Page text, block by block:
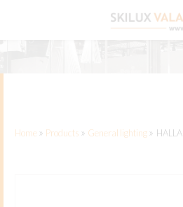
Front page
Home » Products » General lighting » HALLA